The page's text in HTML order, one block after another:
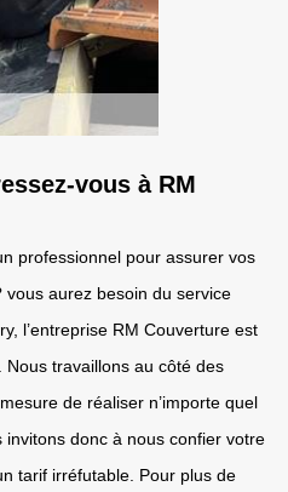
vous à RM
professionnel pour assurer vos
aurez besoin du service
l’entreprise RM Couverture est
travaillons au côté des
de réaliser n’importe quel
donc à nous confier votre
tarif irréfutable. Pour plus de